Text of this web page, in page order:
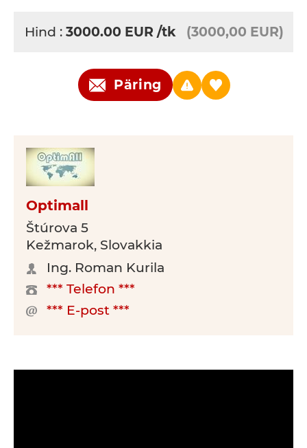
Hind : 3000.00 EUR /tk (3000,00 EUR)
Päring
Optimall
Štúrova 5
Kežmarok, Slovakkia
Ing. Roman Kurila
*** Telefon ***
*** E-post ***